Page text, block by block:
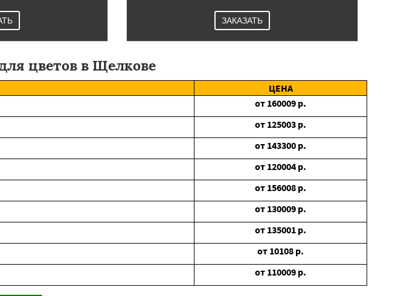
ЗАКАЗАТЬ
цветов в Щелкове
ЦЕНА
от 160009 р.
от 125003 р.
от 143300 р.
от 120004 р.
от 156008 р.
от 130009 р.
от 135001 р.
от 10108 р.
от 110009 р.